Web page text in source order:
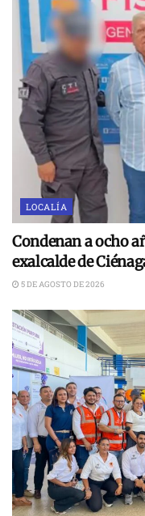
LOCALÍA
Condenan a ocho
exalcalde de
5 DE AGOSTO DE 2026